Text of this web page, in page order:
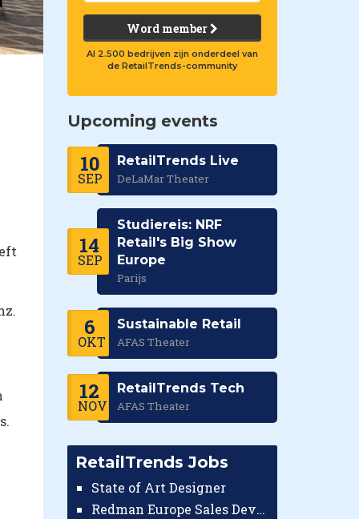
Word member
Al 2.500 bedrijven zijn onderdeel van
de RetailTrends-community
Upcoming events
10
SEP
RetailTrends Live
DeLaMar Theater
14
SEP
Studiereis: NRF
Retail's Big Show
Europe
Parijs
6
OKT
Sustainable Retail
AFAS Theater
12
NOV
RetailTrends Tech
AFAS Theater
RetailTrends Jobs
State of Art Designer
Redman Europe Sales Developer (Europe)